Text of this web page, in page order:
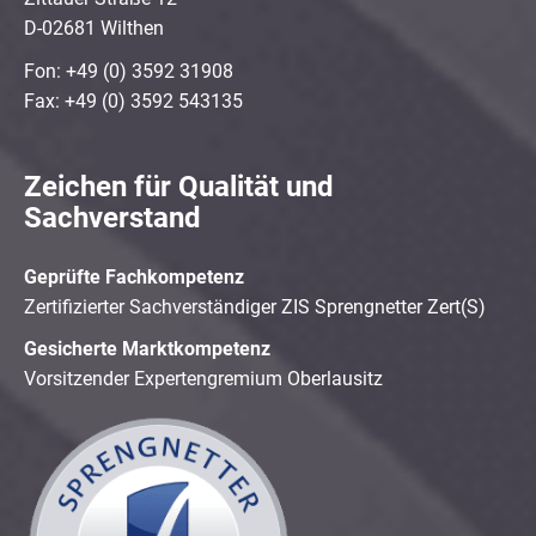
D-02681 Wilthen
Fon: +49 (0) 3592 31908
Fax: +49 (0) 3592 543135
Zeichen für Qualität und
Sachverstand
Geprüfte Fachkompetenz
Zertifizierter Sachverständiger ZIS Sprengnetter Zert(S)
Gesicherte Marktkompetenz
Vorsitzender Expertengremium Oberlausitz